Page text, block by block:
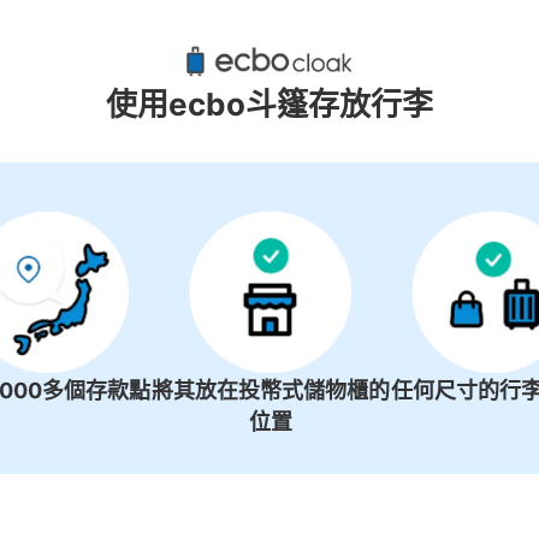
2個投幣式置物櫃
使用ecbo斗篷存放行李
多個存款點將其放在投幣式儲物櫃的
位置
任何尺寸的行